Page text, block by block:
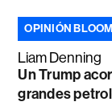
OPINIÓN
Liam Denning
Un Trump
grandes